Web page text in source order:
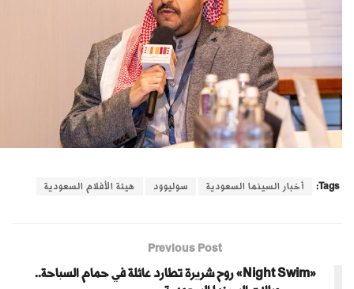
Tags: أخبار السينما السعودية سوليوود هيئة الأفلام السعودية
Previous Post
«Night Swim» روح شريرة تطارد عائلة في حمام السباحة..